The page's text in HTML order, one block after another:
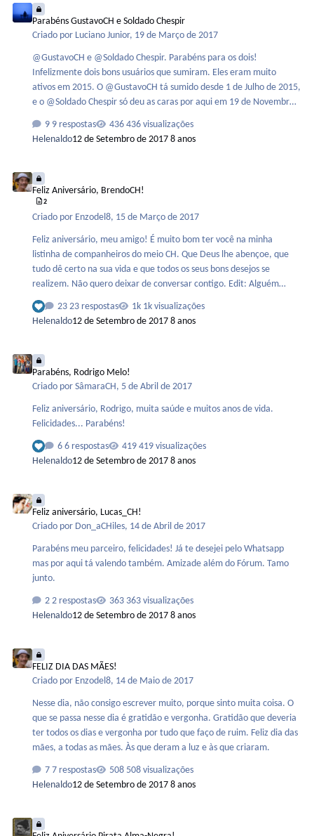
mostrem que também tem direitos e tem sentimentos, mas
ninguém está acima de ninguém. Todos e todas merecem respeito,
mas não adianta pedir respeito nas ruas e na int…
Parabéns GustavoCH e Soldado Chespir
Criado por Luciano Junior, 19 de Março de 2017
@GustavoCH e @Soldado Chespir. Parabéns para os dois!
Infelizmente dois bons usuários que sumiram. Eles eram muito
ativos em 2015. O @GustavoCH tá sumido desde 1 de Julho de 2015,
e o @Soldado Chespir só deu as caras por aqui em 19 de Novembro
9 respostas
436 visualizações
Helenaldo12 de Setembro de 20178 anos
Feliz Aniversário, BrendoCH!
2
Criado por Enzodel8, 15 de Março de 2017
Feliz aniversário, meu amigo! É muito bom ter você na minha
listinha de companheiros do meio CH. Que Deus lhe abençoe, que
tudo dê certo na sua vida e que todos os seus bons desejos se
realizem. Não quero deixar de conversar contigo. Edit: Alguém
poderia mover este tópico para o Fórum Social? Acabei me
equivocando...
23 respostas
1k visualizações
Helenaldo12 de Setembro de 20178 anos
Parabéns, Rodrigo Melo!
Criado porSâmaraCH, 5 de Abril de 2017
Feliz aniversário, Rodrigo, muita saúde e muitos anos de vida.
Felicidades... Parabéns!
6 respostas
419 visualizações
Helenaldo12 de Setembro de 20178 anos
Feliz aniversário, Lucas_CH!
Criado por Don_aCHiles, 14 de Abril de 2017
Parabéns meu parceiro, felicidades! Já te desejei pelo Whatsapp
mas por aqui tá valendo também. Amizade além do Fórum. Tamo
junto.
2 respostas
363 visualizações
Helenaldo12 de Setembro de 20178 anos
FELIZ DIA DAS MÃES!
Criado por Enzodel8, 14 de Maio de 2017
Nesse dia, não consigo escrever muito, porque sinto muita coisa. O
que se passa nesse dia é gratidão e vergonha. Gratidão que deveria
ter todos os dias e vergonha por tudo que faço de ruim. Feliz dia das
mães, a todas as mães. Às que deram a luz e às que criaram.
7 respostas
508 visualizações
Helenaldo12 de Setembro de 20178 anos